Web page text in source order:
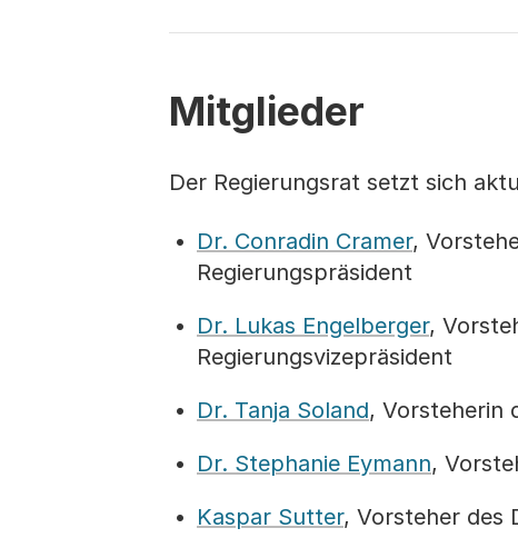
Mitglieder
Der Regierungsrat setzt sich
Dr. Conradin Cramer,
Regierungspräsident
Dr. Lukas Engelberger,
Regierungsvizepräsident
Dr. Tanja Soland, Vorsteherin
Dr. Stephanie Eymann,
Kaspar Sutter, Vorsteher des